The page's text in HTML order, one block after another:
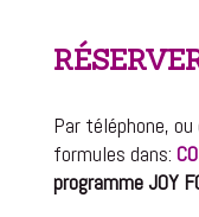
Par téléphone,
formules dans:
programme JOY